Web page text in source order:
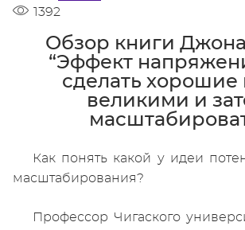
1392
Обзор книги
“Эффект
сделать хорошие
великими и
Как понять какой у идеи
масштабирования?
Профессор Чигаского